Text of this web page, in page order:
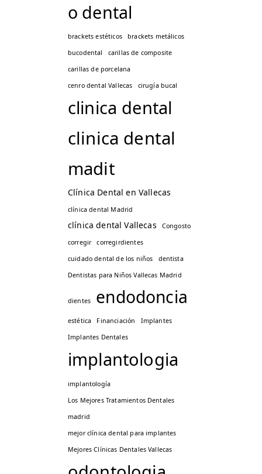
o dental
brackets estéticos
brackets metálicos
bucodental
carillas de composite
carillas de porcelana
cenro dental Vallecas
cirugía bucal
clinica dental
clinica dental
madit
Clínica Dental en Vallecas
clínica dental Madrid
clínica dental Vallecas
Congosto
corregir
corregirdientes
cuidado dental de los niños
dentista
Dentistas para Niños Vallecas Madrid
dientes endodoncia
estética Financiación
Implantes
Implantes Dentales
implantologia
implantología
Los Mejores Tratamientos Dentales
madrid
mejor clínica dental para implantes
Mejores Clínicas Dentales Vallecas